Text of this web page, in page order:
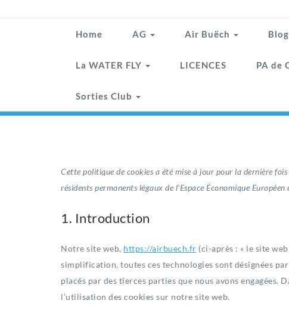
Home AG Air Buëch Blog
La WATER FLY LICENCES PA de
Sorties Club
Cette politique de cookies a été mise à jour pour la dernière
résidents permanents légaux de l’Espace Économique Européen
1. Introduction
Notre site web, https://airbuech.fr (ci-après : « le site
simplification, toutes ces technologies sont désignées
placés par des tierces parties que nous avons engagées.
l’utilisation des cookies sur notre site web.